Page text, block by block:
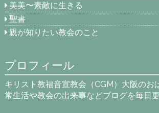
美美〜素敵に生きる
聖書
親が知りたい教会のこと
プロフィール
キリスト教福音宣教会（CGM）大阪のお
常生活や教会の出来事などブログを毎日